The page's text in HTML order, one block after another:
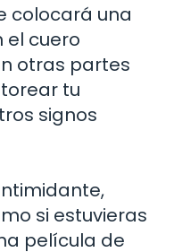
colocará una
el cuero
otras partes
tu
signos
si estuvieras
película de